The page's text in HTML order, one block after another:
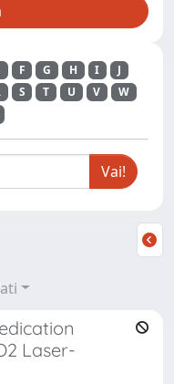
F G H I
J
S T U V
W
Laser-